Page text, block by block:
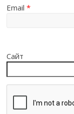
Email*
Сайт